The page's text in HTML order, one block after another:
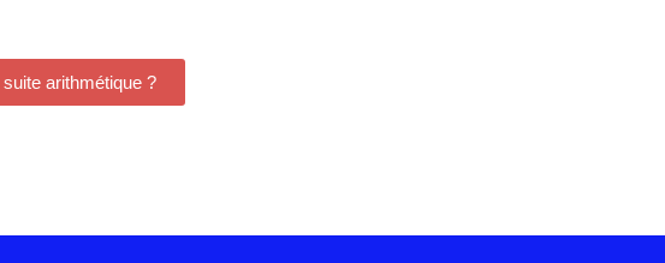
arithmétique ?